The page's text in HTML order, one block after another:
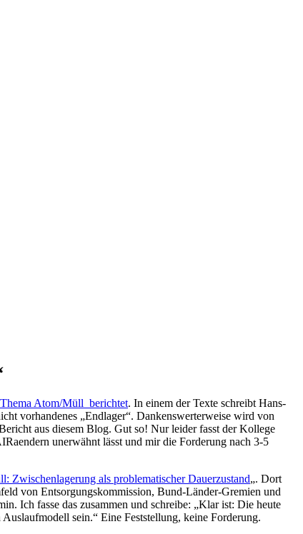
Atom/Müll berichtet. In einem der Texte schreibt Hans-
vorhandenes „Endlager“. Dankenswerterweise wird von
aus diesem Blog. Gut so! Nur leider fasst der Kollege
unerwähnt lässt und mir die Forderung nach 3-5
Zwischenlagerung als problematischer Dauerzustand„. Dort
von Entsorgungskommission, Bund-Länder-Gremien und
Ich fasse das zusammen und schreibe: „Klar ist: Die heute
sein.“ Eine Feststellung, keine Forderung.